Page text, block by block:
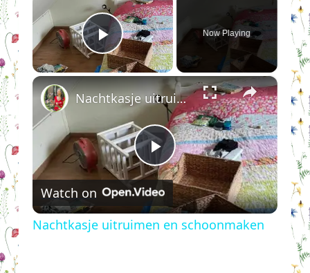
Play Video
Now Playing
×
Play
Video
Nachtkasje uitruimen en schoonmaken
Watch on
Nachtkasje uitruimen en schoonmaken